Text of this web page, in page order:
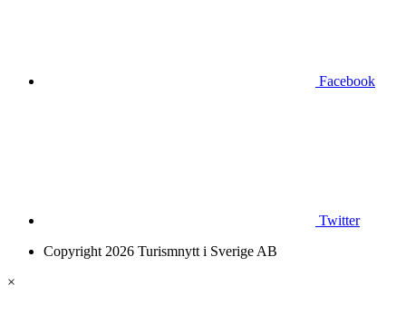
Facebook
Twitter
Copyright 2026 Turismnytt i Sverige AB
×